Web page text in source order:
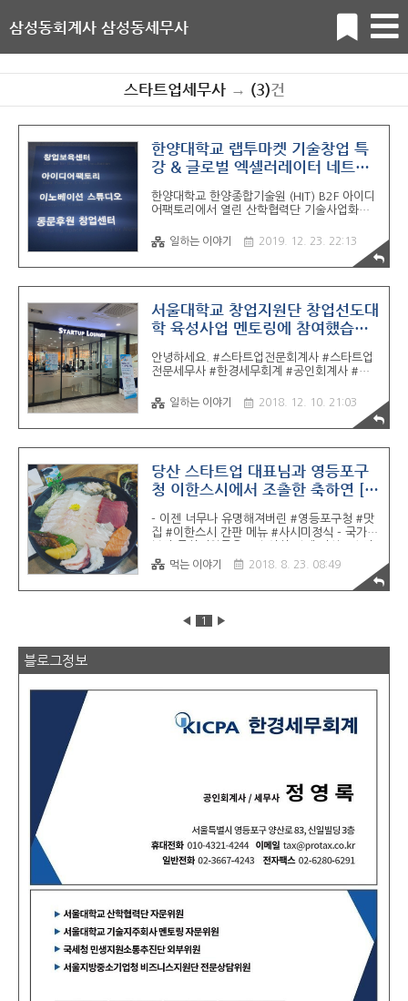
삼성동회계사 삼성동세무사
스타트업세무사→ (3)건
한양대학교 랩투마켓 기술창업 특
강 & 글로벌 엑셀러레이터 네트워
한양대학교 한양종합기술원 (HIT) B2F 아이디
어팩토리에서 열린 산학협력단 기술사업화센
지원센터는 동문들의 후원이 많았군요. 좋은
시설에서 후배들이 창업에 매진할 수 있도록
여러 도움을 주고 있는 듯 합니다. LAB 2
모델 설계 및 마케팅, IR피칭 덱 작성 및 발표
노하우, 특허 / 법률 / 회계 특강, 글로벌 진출
사례 및 전략에 대한 세션들이 이어지고 패널
무, 회계, 정부지원금 관련 내용을 설명드릴 수
있는 40분이 주어졌습니다. 추운 날씨에도 불
사,박사 과정 중 창업을 고려..
일하는 이야기 2019. 12. 23. 22:13
서울대학교 창업지원단 창업선도대
학 육성사업 멘토링에 참여했습니
사]
안녕하세요. #스타트업전문회계사 #스타트업
전문세무사 #한경세무회계 #공인회계사 #세
지원단 멘토링이 있어 관악에 위치한 서울대
캠퍼스를 방문했습니다.아는 얼굴을 만나러 잠
시 SK관에 들렀다 갔습니다. 잠깐 기다리며 주
이 들리더군요.서울대학교 창업지원단서울대
학교 해동학술문화관 1층의 스타트업라운지.
창업자와 예비창업자가 집중하는 공간입니다.
내용.창업 열기가 뜨거워 한 팀에 배정한 한 시
간이 부족했습니다.끝나고 리뷰만 30분 넘도
멘토링을 종료했던 분들에게는 추가 자료까지
일하는 이야기 2018. 12. 10. 21:03
당산 스타트업 대표님과 영등포구
청 이한스시에서 조촐한 축하연 [영
- 이젠 너무나 유명해져버린 #영등포구청 #맛
집 #이한스시 간판 메뉴 #사시미정식 - 국가로
트업 대표님과 조촐한 축하연 - 오랜 시간 고생
하며 준비하셨는데 좋은 결과가 있어 다행입니
다. 앞으로도 #사업 번창을 기원하겠습니다. -
사 #영등포구세무사 #당산회계사 #당산세무
사 #스타트업회계사 #스타트업세무사
먹는 이야기 2018. 8. 23. 08:49
◀ 1 ▶
블로그정보